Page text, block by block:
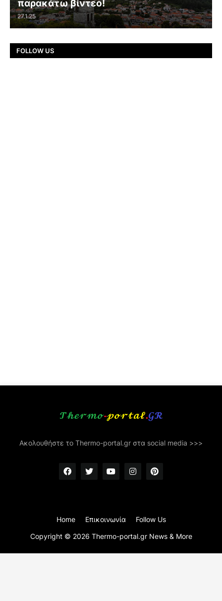
παρακάτω βίντεο!
27.1.25
FOLLOW US
Ακολουθήστε το Thermo-portal.gr στα social media >>>
Copyright © 2026 Thermo-portal.gr News & More
Home Επικοινωνία Follow Us